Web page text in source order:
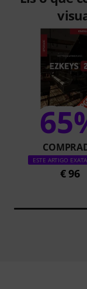
ESTE ARTIGO
€ 96